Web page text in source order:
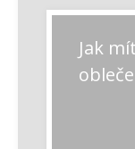
pro
Předchozí
Jak